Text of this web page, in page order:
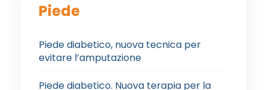
Piede
Piede diabetico, nuova tecnica per
evitare l’amputazione
Piede diabetico. Nuova terapia per la